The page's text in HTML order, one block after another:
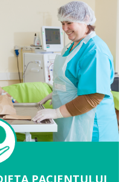
form
PACIENTULUI